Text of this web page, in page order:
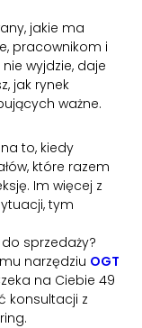
jakie ma
pracownikom i
wyjdzie, daje
jak rynek
ważne.
to, kiedy
które razem
Im więcej z
tym
sprzedaży?
narzędziu OGT
na Ciebie 49
konsultacji z
50%